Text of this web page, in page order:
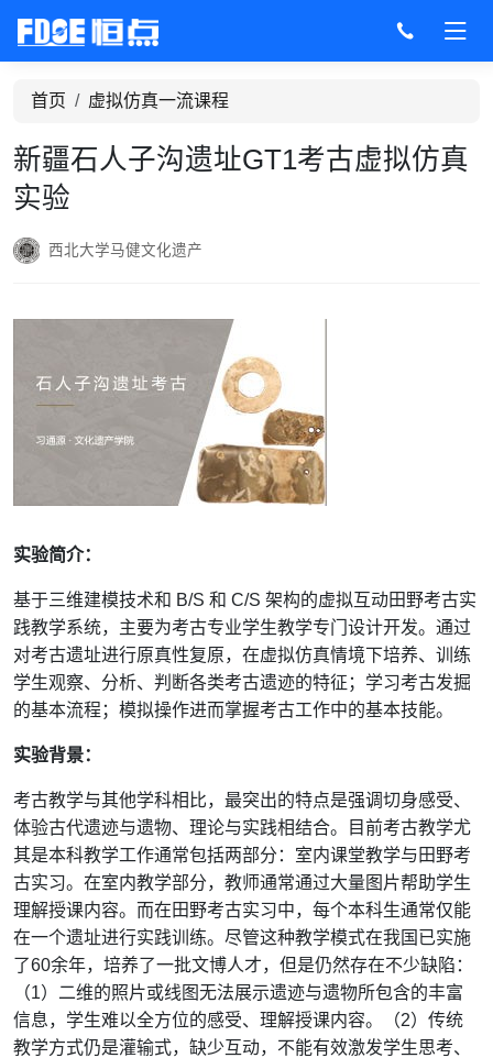
首页 虚拟仿真一流课程
新疆石人子沟遗址GT1考古虚拟仿真
实验
西北大学马健文化遗产
实验简介：
基于三维建模技术和 B/S 和 C/S 架构的虚拟互动田野考古实
践教学系统，主要为考古专业学生教学专门设计开发。通过
对考古遗址进行原真性复原，在虚拟仿真情境下培养、训练
学生观察、分析、判断各类考古遗迹的特征；学习考古发掘
的基本流程；模拟操作进而掌握考古工作中的基本技能。
实验背景：
考古教学与其他学科相比，最突出的特点是强调切身感受、
体验古代遗迹与遗物、理论与实践相结合。目前考古教学尤
其是本科教学工作通常包括两部分：室内课堂教学与田野考
古实习。在室内教学部分，教师通常通过大量图片帮助学生
理解授课内容。而在田野考古实习中，每个本科生通常仅能
在一个遗址进行实践训练。尽管这种教学模式在我国已实施
了60余年，培养了一批文博人才，但是仍然存在不少缺陷：
（1）二维的照片或线图无法展示遗迹与遗物所包含的丰富
信息，学生难以全方位的感受、理解授课内容。（2）传统
教学方式仍是灌输式，缺少互动，不能有效激发学生思考、